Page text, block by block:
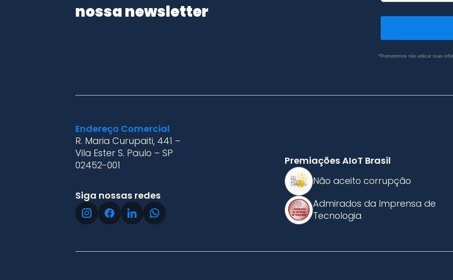
nossa newsletter
*Prometemos não utilizar suas
Endereço Comercial
R. Maria Curupaiti, 441 –
Vila Ester S. Paulo – SP
02452-001
Siga nossas redes
Premiações AIoT Brasil
Não aceito corrupção
Admirados da Imprensa de
Tecnologia